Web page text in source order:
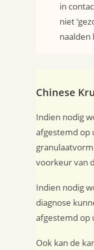
in
niet
Chinese
Indien nodig
afgestemd op
voorkeur van
Indien nodig
diagnose
afgestemd op
Ook kan de